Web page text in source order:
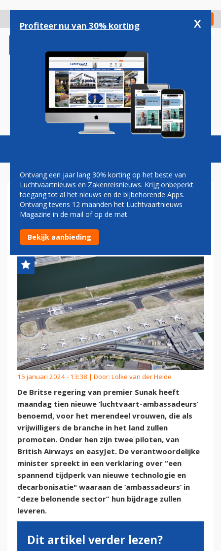
gaan
Check in
Magazine Podcasts Vacatures
BRITSE REGERING BENOEMT
TIEN ‘LUCHTVAART-
AMBASSADEURS’
15 januari 2024 - 13:38 | Door: Lolke van der Heide
De Britse regering van premier Sunak heeft
maandag tien nieuwe ‘luchtvaart-ambassadeurs’
benoemd, voor het merendeel vrouwen, die als
vrijwilligers de branche in het land zullen
promoten. Onder hen zijn twee piloten, van
British Airways en easyJet. De verantwoordelijke
minister spreekt in een verklaring over “een
spannend tijdperk van nieuwe technologie en
decarbonisatie" waaraan de ‘ambassadeurs’ in
“deze belonende sector” hun bijdrage zullen
leveren.
Dit artikel verder lezen?
Profiteer nu van 30% korting x
Ontvang een jaar lang 30% korting op het beste van
Luchtvaartnieuws en Zakenreisnieuws. Krijg onbeperkt
toegang tot al het nieuws en de bijbehorende Apps.
Ontvang tevens 12 maanden het Luchtvaartnieuws
Magazine in de mail of op de mat.
Bekijk aanbieding